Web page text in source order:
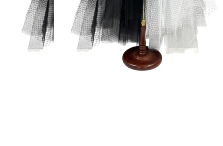
FURISODE
RENTAL
HAKAMA RENTAL
袴レンタル